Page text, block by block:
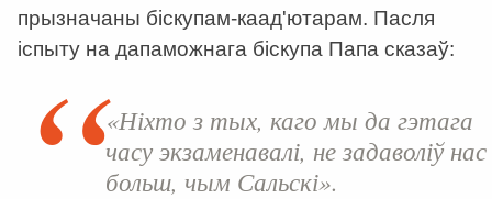
прызначаны біскупам-каад'ютарам. Пасля
іспыту на дапаможнага біскупа Папа сказаў:
«Ніхто з тых, каго мы да гэтага
часу экзаменавалі, не задаволіў нас
больш, чым Сальскі».